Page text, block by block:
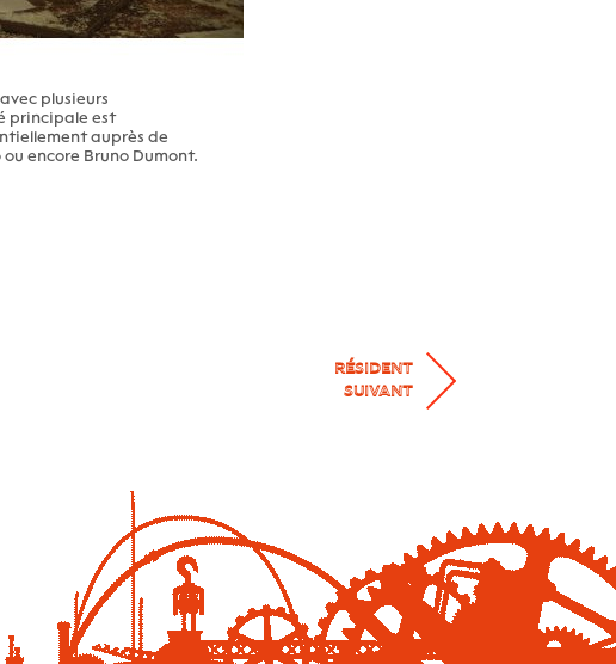
plusieurs
principale est
auprès de
encore Bruno Dumont.
RÉSIDENT
SUIVANT